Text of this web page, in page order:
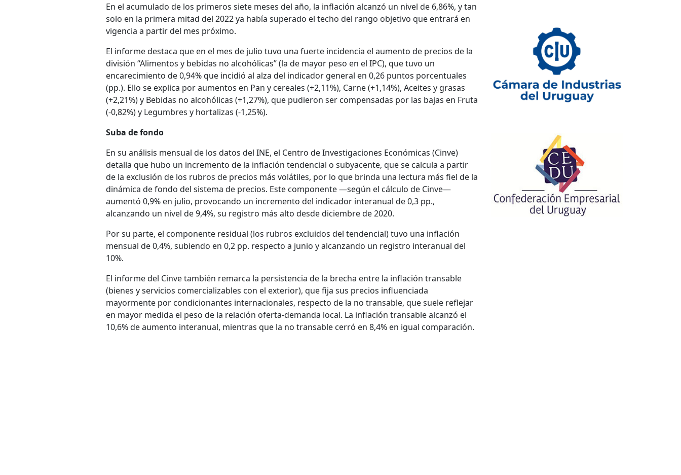
En el acumulado de los primeros siete meses del año, la inflación alcanzó un nivel de 6,86%, y tan
solo en la primera mitad del 2022 ya había superado el techo del rango objetivo que entrará en
vigencia a partir del mes próximo.
El informe destaca que en el mes de julio tuvo una fuerte incidencia el aumento de precios de la
división “Alimentos y bebidas no alcohólicas” (la de mayor peso en el IPC), que tuvo un
encarecimiento de 0,94% que incidió al alza del indicador general en 0,26 puntos porcentuales
(pp.). Ello se explica por aumentos en Pan y cereales (+2,11%), Carne (+1,14%), Aceites y grasas
(+2,21%) y Bebidas no alcohólicas (+1,27%), que pudieron ser compensadas por las bajas en Fruta
(-0,82%) y Legumbres y hortalizas (-1,25%).
Suba de fondo
En su análisis mensual de los datos del INE, el Centro de Investigaciones Económicas (Cinve)
detalla que hubo un incremento de la inflación tendencial o subyacente, que se calcula a partir
de la exclusión de los rubros de precios más volátiles, por lo que brinda una lectura más fiel de la
dinámica de fondo del sistema de precios. Este componente —según el cálculo de Cinve—
aumentó 0,9% en julio, provocando un incremento del indicador interanual de 0,3 pp.,
alcanzando un nivel de 9,4%, su registro más alto desde diciembre de 2020.
Por su parte, el componente residual (los rubros excluidos del tendencial) tuvo una inflación
mensual de 0,4%, subiendo en 0,2 pp. respecto a junio y alcanzando un registro interanual del
10%.
El informe del Cinve también remarca la persistencia de la brecha entre la inflación transable
(bienes y servicios comercializables con el exterior), que fija sus precios influenciada
mayormente por condicionantes internacionales, respecto de la no transable, que suele reflejar
en mayor medida el peso de la relación oferta-demanda local. La inflación transable alcanzó el
10,6% de aumento interanual, mientras que la no transable cerró en 8,4% en igual comparación.